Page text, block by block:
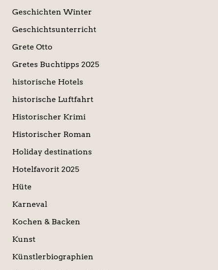
Geschichten Winter
Geschichtsunterricht
Grete Otto
Gretes Buchtipps 2025
historische Hotels
historische Luftfahrt
Historischer Krimi
Historischer Roman
Holiday destinations
Hotelfavorit 2025
Hüte
Karneval
Kochen & Backen
Kunst
Künstlerbiographien